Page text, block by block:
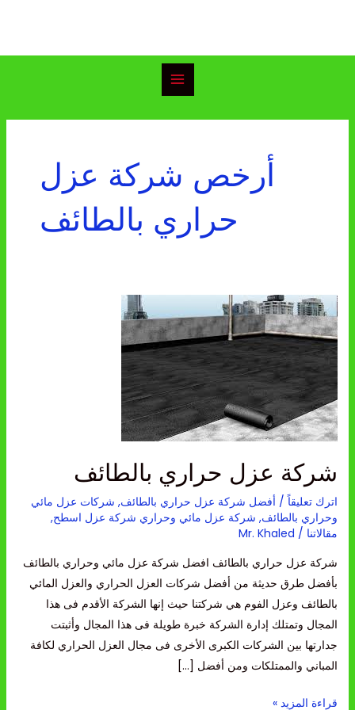
أرخص شركة عزل
حراري بالطائف
شركة عزل حراري بالطائف
اترك تعليقاً / أفضل شركة عزل حراري بالطائف, شركات عزل مائي
وحراري بالطائف, شركة عزل مائي وحراري شركة عزل اسطح,
مقالاتنا /
Mr. Khaled
شركة عزل حراري بالطائف افضل شركة عزل مائي وحراري بالطائف
بأفضل طرق حديثة من أفضل شركات العزل الحراري والعزل المائي
بالطائف وعزل الفوم هي شركتنا حيث إنها الشركة الأقدم فى هذا
المجال وتمتلك إدارة الشركة خبرة طويلة فى هذا المجال وأثبتت
جدارتها بين الشركات الكبرى الأخرى فى مجال العزل الحراري لكافة
المباني والممتلكات ومن أفضل […]
شركة
عزل
حراري
بالطائف
قراءة المزيد »